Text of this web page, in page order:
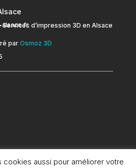
alsace.fr
Services d’impression 3D en Alsace
par Osmoz 3D
cookies aussi pour améliorer votre